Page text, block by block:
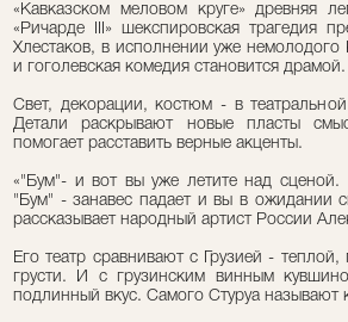
«Кавказском меловом круге» древняя
«Ричарде III» шекспировская трагедия
Хлестаков, в исполнении уже немолодого
и гоголевская комедия становится драмой.
Свет, декорации, костюм - в
Детали раскрывают новые пласты
помогает расставить верные акценты.
«"Бум"- и вот вы уже летите над
"Бум" - занавес падает и вы в ожидании
рассказывает народный артист России
Его театр сравнивают с Грузией -
грусти. И с грузинским винным
подлинный вкус. Самого Стуруа